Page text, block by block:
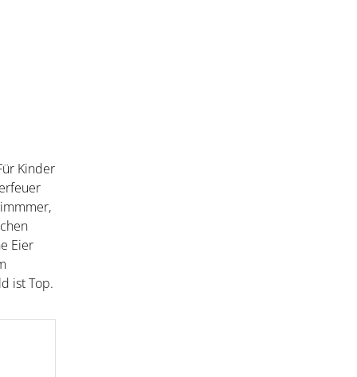
Kinder
Eier
ist Top.